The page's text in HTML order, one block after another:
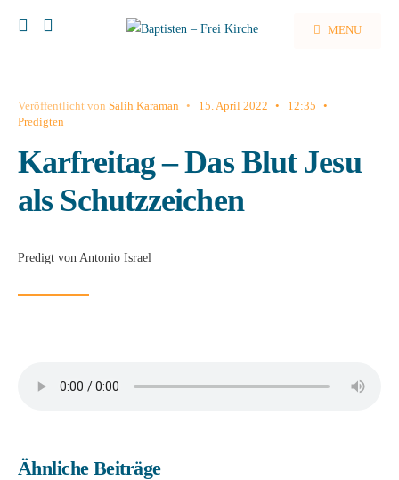
MENU
Veröffentlicht von Salih Karaman • 15. April 2022 • 12:35 •
Predigten
Karfreitag – Das Blut Jesu
als Schutzzeichen
Predigt von Antonio Israel
Ähnliche Beiträge